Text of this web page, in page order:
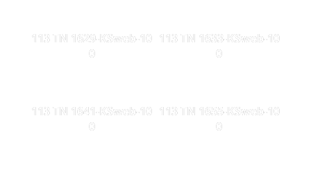
113 TN 1629-KSweb-10
0
113 TN 1633-KSweb-10
0
113 TN 1641-KSweb-10
0
113 TN 1655-KSweb-10
0